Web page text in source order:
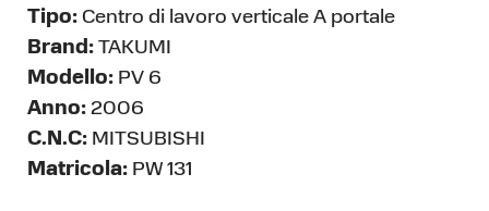
Tipo: Centro di lavoro verticale A portale
Brand: TAKUMI
Modello: PV 6
Anno: 2006
C.N.C: MITSUBISHI
Matricola: PW 131